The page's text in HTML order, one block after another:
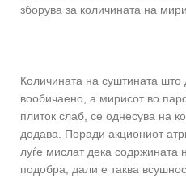
зборува за количината на
Количината на суштината
вообичаено, а мирисот во
плиток слаб, се однесува на
додава. Поради акциониот
луѓе мислат дека
подобра, дали е таква